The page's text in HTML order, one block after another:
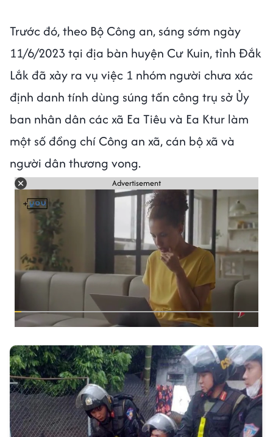
Trước đó, theo Bộ Công an, sáng sớm ngày
11/6/2023 tại địa bàn huyện Cư Kuin, tỉnh Đắk
Lắk đã xảy ra vụ việc 1 nhóm người chưa xác
định danh tính dùng súng tấn công trụ sở Ủy
ban nhân dân các xã Ea Tiêu và Ea Ktur làm
một số đồng chí Công an xã, cán bộ xã và
người dân thương vong.
Advertisement